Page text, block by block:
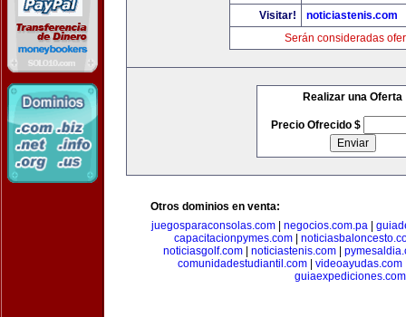
Visitar!
noticiastenis.com
Serán consideradas
Realizar una Oferta
Precio Ofrecido $
Otros dominios en venta:
juegosparaconsolas.com| negocios.com.pa|
capacitacionpymes.com|
noticiasgolf.com| noticiastenis.com|
comunidadestudiantil.com| videoayudas.com
guiaexpediciones.com